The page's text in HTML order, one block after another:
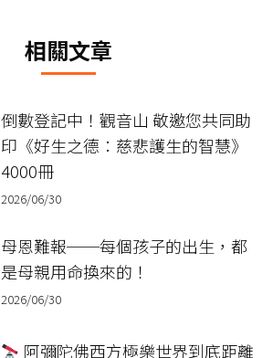
章：
相關文章
倒數登記中！觀音山 敬邀您共同助
印《好生之德：慈悲護生的智慧》
4000冊
2026/06/30
母恩難報──每個孩子的出生，都
是母親用命換來的！
2026/06/30
阿彌陀佛西方極樂世界到底距離